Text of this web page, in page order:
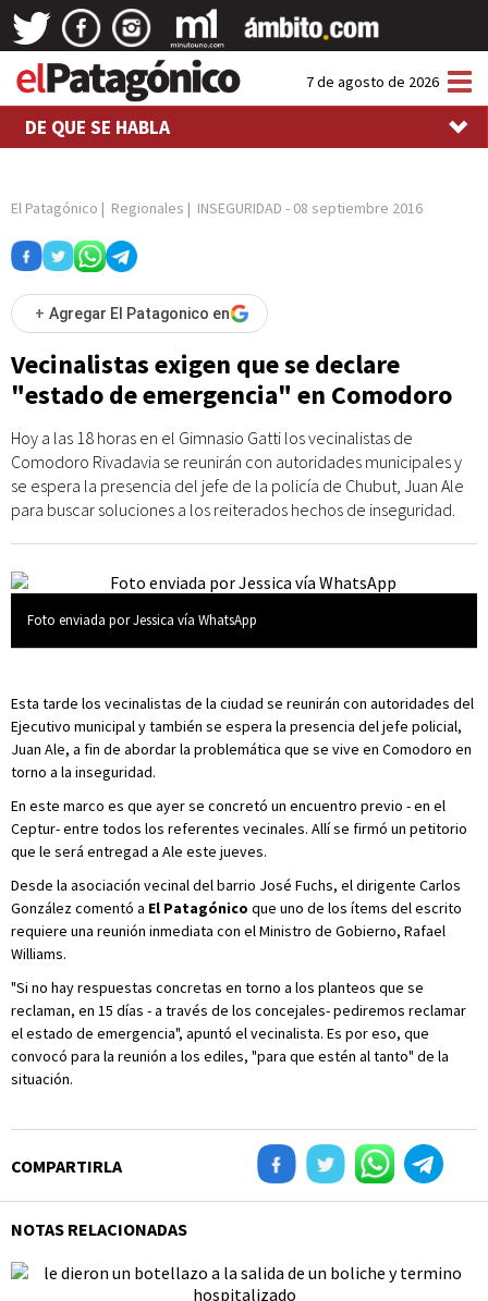
7 de agosto de 2026
DE QUE SE HABLA
El Patagónico | Regionales | INSEGURIDAD - 08 septiembre 2016
+ Agregar El Patagonico en
Vecinalistas exigen que se declare
"estado de emergencia" en Comodoro
Hoy a las 18 horas en el Gimnasio Gatti los vecinalistas de
Comodoro Rivadavia se reunirán con autoridades municipales y
se espera la presencia del jefe de la policía de Chubut, Juan Ale
para buscar soluciones a los reiterados hechos de inseguridad.
Foto enviada por Jessica vía WhatsApp
Esta tarde los vecinalistas de la ciudad se reunirán con autoridades del
Ejecutivo municipal y también se espera la presencia del jefe policial,
Juan Ale, a fin de abordar la problemática que se vive en Comodoro en
torno a la inseguridad.
En este marco es que ayer se concretó un encuentro previo - en el
Ceptur- entre todos los referentes vecinales. Allí se firmó un petitorio
que le será entregad a Ale este jueves.
Desde la asociación vecinal del barrio José Fuchs, el dirigente Carlos
González comentó a El Patagónico que uno de los ítems del escrito
requiere una reunión inmediata con el Ministro de Gobierno, Rafael
Williams.
"Si no hay respuestas concretas en torno a los planteos que se
reclaman, en 15 días - a través de los concejales- pediremos reclamar
el estado de emergencia", apuntó el vecinalista. Es por eso, que
convocó para la reunión a los ediles, "para que estén al tanto" de la
situación.
COMPARTIRLA
NOTAS RELACIONADAS